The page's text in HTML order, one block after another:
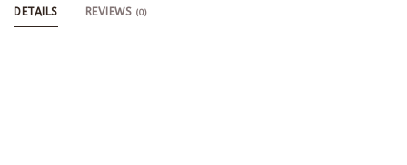
DETAILS REVIEWS (0)